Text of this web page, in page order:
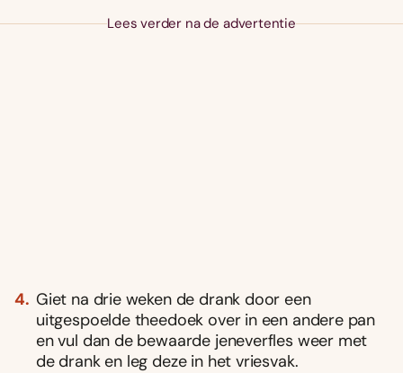
Lees verder na de advertentie
Giet na drie weken de drank door een
uitgespoelde theedoek over in een andere pan
en vul dan de bewaarde jeneverfles weer met
de drank en leg deze in het vriesvak.